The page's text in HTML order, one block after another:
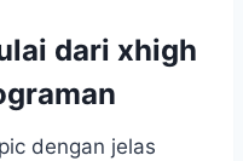
dari xhigh
dengan jelas